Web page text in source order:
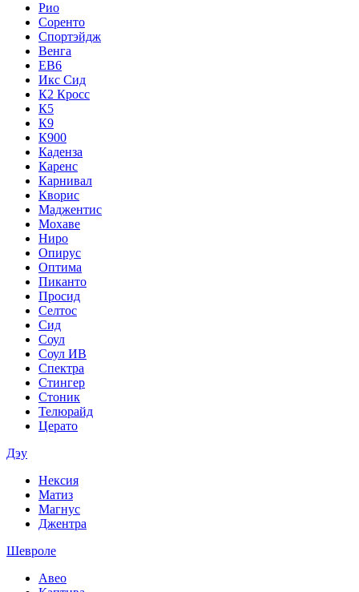
Рио
Соренто
Спортэйдж
Венга
ЕВ6
Икс Сид
К2 Кросс
К5
К9
К900
Каденза
Каренс
Карнивал
Кворис
Маджентис
Мохаве
Ниро
Опирус
Оптима
Пиканто
Просид
Селтос
Сид
Соул
Соул ИВ
Спектра
Стингер
Стоник
Телюрайд
Церато
Дэу
Нексия
Матиз
Магнус
Джентра
Шевроле
Авео